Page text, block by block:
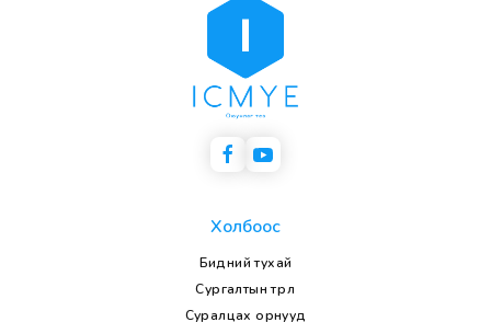
Холбоос
Бидний тухай
Сургалтын төрөл
Суралцах орнууд